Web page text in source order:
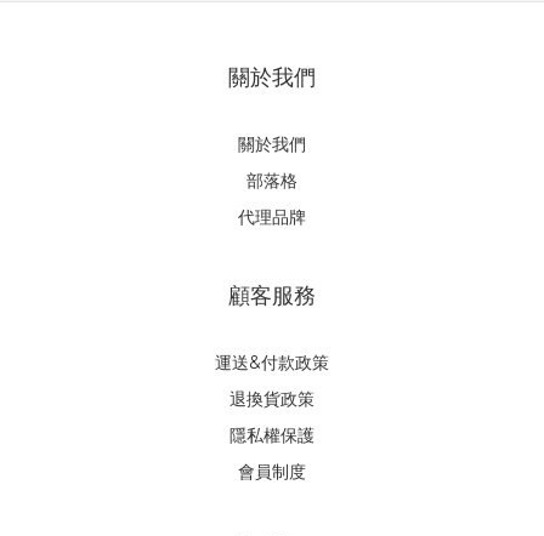
關於我們
關於我們
部落格
代理品牌
顧客服務
運送&付款政策
退換貨政策
隱私權保護
會員制度